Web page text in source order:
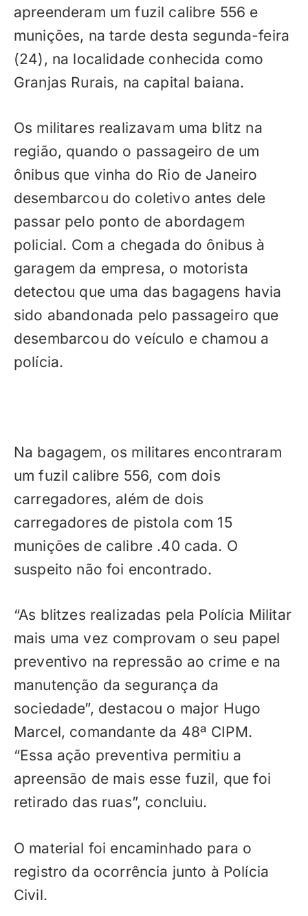
apreenderam um fuzil calibre 556 e
munições, na tarde desta segunda-feira
(24), na localidade conhecida como
Granjas Rurais, na capital baiana.
Os militares realizavam uma blitz na
região, quando o passageiro de um
ônibus que vinha do Rio de Janeiro
desembarcou do coletivo antes dele
passar pelo ponto de abordagem
policial. Com a chegada do ônibus à
garagem da empresa, o motorista
detectou que uma das bagagens havia
sido abandonada pelo passageiro que
desembarcou do veículo e chamou a
polícia.
Na bagagem, os militares encontraram
um fuzil calibre 556, com dois
carregadores, além de dois
carregadores de pistola com 15
munições de calibre .40 cada. O
suspeito não foi encontrado.
“As blitzes realizadas pela Polícia Militar
mais uma vez comprovam o seu papel
preventivo na repressão ao crime e na
manutenção da segurança da
sociedade”, destacou o major Hugo
Marcel, comandante da 48ª CIPM.
“Essa ação preventiva permitiu a
apreensão de mais esse fuzil, que foi
retirado das ruas”, concluiu.
O material foi encaminhado para o
registro da ocorrência junto à Polícia
Civil.